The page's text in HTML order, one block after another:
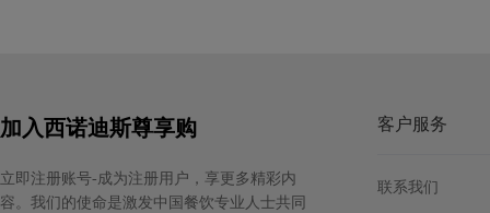
规格: 12盒×970克 / 箱
加入西诺迪斯尊享购
立即注册账号-成为注册用户，享更多精彩内
容。我们的使命是激发中国餐饮专业人士共同
客户服务
联系我们